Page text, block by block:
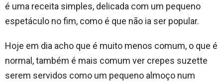
é uma receita simples, delicada com um pequeno
espetáculo no fim, como é que não ia ser popular.
Hoje em dia acho que é muito menos comum, o que é
normal, também é mais comum ver crepes suzette
serem servidos como um pequeno almoço num